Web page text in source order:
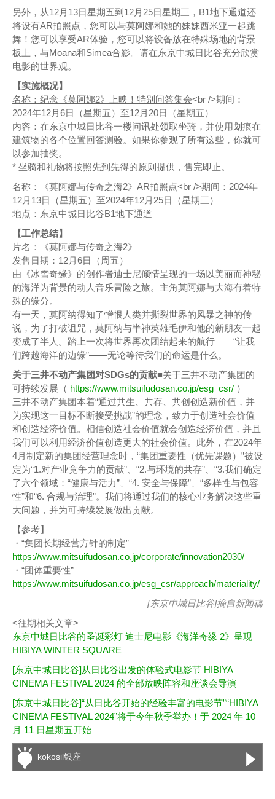
另外，从12月13日星期五到12月25日星期三，B1地下通道还
将设有AR拍照点，您可以与莫阿娜和她的妹妹西米亚一起跳
舞！您可以享受AR体验，您可以将设备放在特殊场地的背景
板上，与Moana和Simea合影。请在东京中城日比谷充分欣赏
电影的世界观。
【实施概况】
名称：纪念《莫阿娜2》上映！特别问答集会<br />期间：
2024年12月6日（星期五）至12月20日（星期五）
内容：在东京中城日比谷一楼问讯处领取坐骑，并使用划痕在
建筑物的各个位置回答测验。如果你参观了所有这些，你就可
以参加抽奖。
* 坐骑和礼物将按照先到先得的原则提供，售完即止。
名称：《莫阿娜与传奇之海2》AR拍照点<br />期间：2024年
12月13日（星期五）至2024年12月25日（星期三）
地点：东京中城日比谷B1地下通道
【工作总结】
片名：《莫阿娜与传奇之海2》
发售日期：12月6日（周五）
由《冰雪奇缘》的创作者迪士尼倾情呈现的一场以美丽而神秘
的海洋为背景的动人音乐冒险之旅。主角莫阿娜与大海有着特
殊的缘分。
有一天，莫阿纳得知了憎恨人类并撕裂世界的风暴之神的传
说，为了打破诅咒，莫阿纳与半神英雄毛伊和他的新朋友一起
变成了半人。踏上一次将世界再次团结起来的航行——“让我
们跨越海洋的边缘”——无论等待我们的命运是什么。
关于三井不动产集团对SDGs的贡献■关于三井不动产集团的
可持续发展（ https://www.mitsuifudosan.co.jp/esg_csr/ ）
三井不动产集团本着“通过共生、共存、共创创造新价值，并
为实现这一目标不断接受挑战”的理念，致力于创造社会价值
和创造经济价值。相信创造社会价值就会创造经济价值，并且
我们可以利用经济价值创造更大的社会价值。此外，在2024年
4月制定新的集团经营理念时，“集团重要性（优先课题）”被设
定为“1.对产业竞争力的贡献”、“2.与环境的共存”、“3.我们确定
了六个领域：“健康与活力”、“4. 安全与保障”、“多样性与包容
性”和“6. 合规与治理”。我们将通过我们的核心业务解决这些重
大问题，并为可持续发展做出贡献。
【参考】
・“集团长期经营方针的制定”
https://www.mitsuifudosan.co.jp/corporate/innovation2030/
・“团体重要性”
https://www.mitsuifudosan.co.jp/esg_csr/approach/materiality/
[东京中城日比谷]摘自新闻稿
<往期相关文章>
东京中城日比谷的圣诞彩灯 迪士尼电影《海洋奇缘 2》呈现
HIBIYA WINTER SQUARE
[东京中城日比谷]从日比谷出发的体验式电影节 HIBIYA
CINEMA FESTIVAL 2024 的全部放映阵容和座谈会导演
[东京中城日比谷]“从日比谷开始的经验丰富的电影节”“HIBIYA
CINEMA FESTIVAL 2024”将于今年秋季举办！于 2024 年 10
月 11 日星期五开始
kokosil银座